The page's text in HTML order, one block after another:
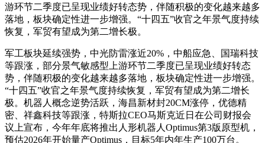
游环节二季度已呈现业绩好转态势，伴随积极的变化越来越多
落地，板块确定性进一步增强。“十四五”收官之年景气度持续
恢复，军贸有望成为第二增长极。
军工板块延续强势，中光防雷涨近20%，中船应急、国瑞科技
等跟涨，部分景气敏感型上游环节二季度已呈现业绩好转态
势，伴随积极的变化越来越多落地，板块确定性进一步增强。
“十四五”收官之年景气度持续恢复，军贸有望成为第二增长
极。机器人概念逆势活跃，海昌新材封20CM涨停，优德精
密、祥鑫科技等跟涨，特斯拉CEO马斯克近日在公司财报会
议上宣布，今年年底将推出人形机器人Optimus第3版原型机，
预估2026年开始量产Optimus，目标5年内年生产100万台。